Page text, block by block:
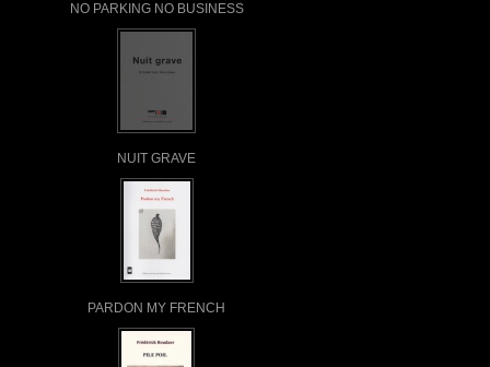
NO PARKING NO BUSINESS
NUIT GRAVE
PARDON MY FRENCH